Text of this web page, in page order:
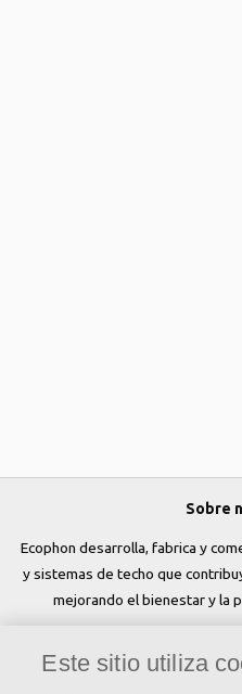
Sobre
Ecophon desarrolla, fabrica y
y sistemas de techo que
mejorando el bienestar y la
Este sitio utiliza